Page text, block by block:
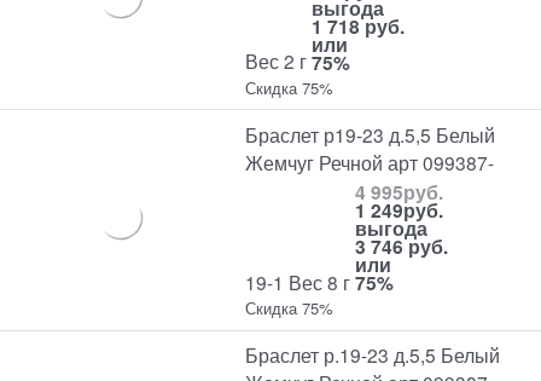
Вес 2 г
выгода
1 718 руб.
или
75%
Скидка 75%
Браслет р19-23 д.5,5 Белый
Жемчуг Речной арт 099387-
19-1 Вес 8 г
4 995руб.
1 249руб.
выгода
3 746 руб.
или
75%
Скидка 75%
Браслет р.19-23 д.5,5 Белый